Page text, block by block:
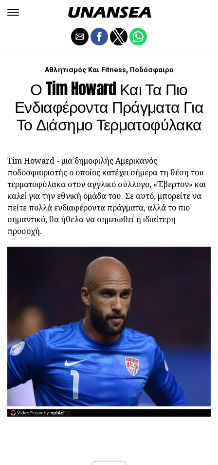
Αθλητισμός Και Fitness, Ποδόσφαιρο
Ο Tim Howard Και Τα Πιο
Ενδιαφέροντα Πράγματα Για
Το Διάσημο Τερματοφύλακα
Tim Howard - μια δημοφιλής Αμερικανός
ποδοσφαιριστής ο οποίος κατέχει σήμερα τη θέση του
τερματοφύλακα στον αγγλικό σύλλογο, «Έβερτον» και
καλεί για την εθνική ομάδα του. Σε αυτό, μπορείτε να
πείτε πολλά ενδιαφέροντα πράγματα, αλλά το πιο
σημαντικό, θα ήθελα να σημειωθεί η ιδιαίτερη
προσοχή.